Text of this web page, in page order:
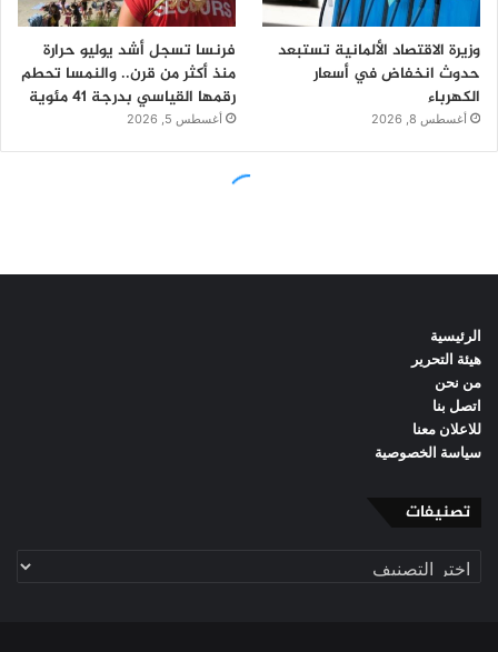
الرئيسية
هيئة التحرير
من نحن
اتصل بنا
للاعلان معنا
سياسة الخصوصية
تصنيفات
تصنيفات